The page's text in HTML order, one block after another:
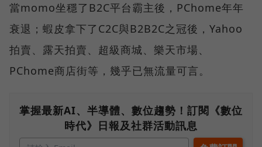
當momo坐穩了B2C平台霸主後，PChome年年
衰退；蝦皮拿下了C2C與B2B2C之冠後，Yahoo
拍賣、露天拍賣、超級商城、樂天市場、
PChome商店街等，幾乎已無流量可言。
掌握最新AI、半導體、數位趨勢！訂閱《數位
時代》日報及社群活動訊息